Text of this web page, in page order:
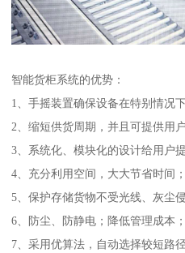
智能货柜系统的优势：
1、手摇装置确保设备在特别情况
2、缩短供货周期，并且可提供用
3、系统化、模块化的设计给用户
4、充分利用空间，大大节省时间；
5、保护存储货物不受光线、灰尘侵
6、防尘、防静电；降低管理成本；
7、采用优算法，自动选择较短路